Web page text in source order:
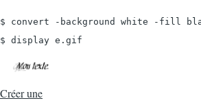
$ convert -background white -fill
$ display e.gif
Créer une